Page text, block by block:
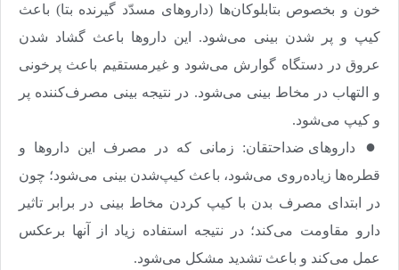
خون و بخصوص بتابلوکان‌ها (داروهای مسدّد گیرنده بتا) باعث
کیپ و پر شدن بینی می‌شود. این داروها باعث گشاد شدن
عروق در دستگاه گوارش می‌شود و غیرمستقیم باعث پرخونی
و التهاب در مخاط بینی می‌شود. در نتیجه بینی مصرف‌کننده پر
و کیپ می‌شود.
●
داروهای ضداحتقان: زمانی که در مصرف این داروها و
قطره‌ها زیاده‌روی می‌شود، باعث کیپ‌شدن بینی می‌شود؛ چون
در ابتدای مصرف بدن با کیپ‌ کردن مخاط بینی در برابر تاثیر
دارو مقاومت می‌کند؛ در نتیجه استفاده زیاد از آنها برعکس
عمل می‌کند و باعث تشدید مشکل می‌شود.